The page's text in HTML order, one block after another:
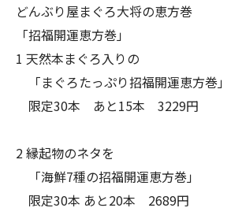
どんぶり屋まぐろ大将の恵方巻
「招福開運恵方巻」
1 天然本まぐろ入りの
「まぐろたっぷり招福開運恵方巻」
限定30本 あと15本 3229円
2 縁起物のネタを
「海鮮7種の招福開運恵方巻」
限定30本 あと20本 2689円